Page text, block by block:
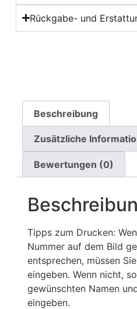
Rückgabe- und
Beschreibung
Zusätzliche
Bewertungen (0)
Tipps zum Drucken:
Nummer auf dem Bild
entsprechen, müssen
eingeben. Wenn nicht,
gewünschten Namen
eingeben.